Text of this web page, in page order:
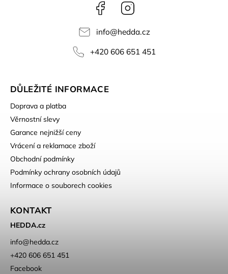
Facebook
info@hedda.cz
+420 606 651 451
DŮLEŽITÉ INFORMACE
Doprava a platba
Věrnostní slevy
Garance nejnižší ceny
Vrácení a reklamace zboží
Obchodní podmínky
Podmínky ochrany osobních údajů
Informace o souborech cookies
KONTAKT
HEDDA.cz
info@hedda.cz
+420 606 651 451
Facebook